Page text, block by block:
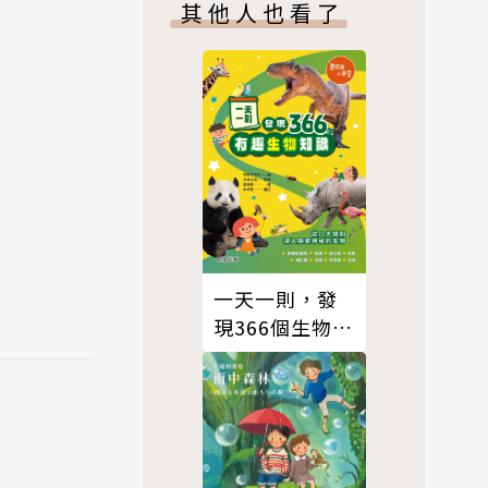
因而認
人猿被
長的家
性格。
格不
會以人
多樣性
其他人也看了
一天一則，發
現366個生物有
趣知識